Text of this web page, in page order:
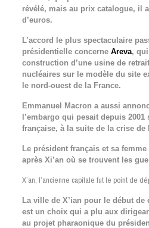
révélé, mais au prix catalogue, il
d’euros.
L’accord le plus spectaculaire
présidentielle concerne Areva,
construction d’une usine de
nucléaires sur le modèle du site
le nord-ouest de la France.
Emmanuel Macron a aussi
l’embargo qui pesait depuis
française, à la suite de la crise de
Le président français et sa
après Xi’an où se trouvent les
X’an, l’ancienne capitale fut le point de
La ville de X’ian pour le début
est un choix qui a plu aux
au projet pharaonique du